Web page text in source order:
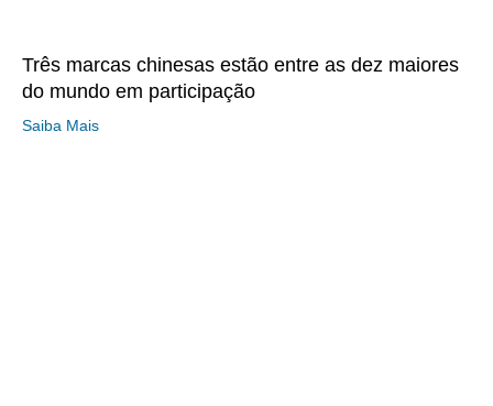
Três marcas chinesas estão entre as dez maiores
do mundo em participação
Saiba Mais